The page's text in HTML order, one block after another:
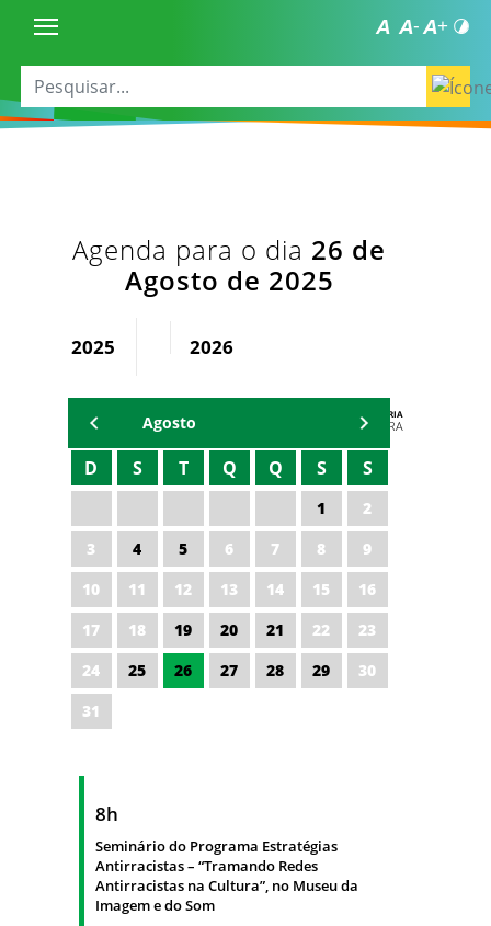
Agenda para o dia 26 de
Agosto de 2025
2025 2026
AGENDA DA SECRETARIA
ZELMA MADEIRA
Agosto
D S T Q Q S S
1
2
3
4 5 6 7 8
9
10
11 12 13 14 15
16
17
18 19 20 21 22
23
24
25 26 27 28 29
30
31
8h
Seminário do Programa Estratégias
Antirracistas – “Tramando Redes
Antirracistas na Cultura”, no Museu da
Imagem e do Som